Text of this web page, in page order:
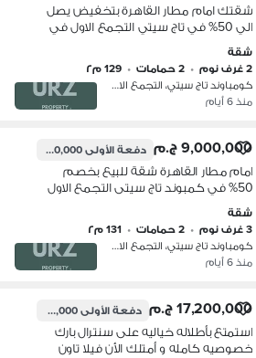
شقتك امام مطار القاهرة بتخفيض يصل
الي 50% في تاج سيتي التجمع الاول في
ارقي مرحلة بجوار تاج سلطان ودقايق من
ماونتن فيو و بالم هيلز و ميفيدا
شقة
2 غرف نوم
• 2 حمامات • 129 م٢
كومباوند تاج سيتي، التجمع الاول
منذ 6 أيام
9,000,000 ج.م دفعة الأولى900,000 ج.م
امام مطار القاهرة شقة للبيع بخصم
50% في كمبوند تاج سيتى التجمع الاول
بالقرب من بالم هيلز التجمع و ميفيدا و
هايد بارك و بريفادو مدينتي و سراى و
الرحاب
شقة
3 غرف نوم
• 2 حمامات • 131 م٢
كومباوند تاج سيتي، التجمع الاول
منذ 6 أيام
17,200,000 ج.م دفعة الأولى2,100,000 ج.م
استمتع بأطلاله خياليه على سنترال بارك
خصوصيه كامله و أمتلك الأن فيلا تاون